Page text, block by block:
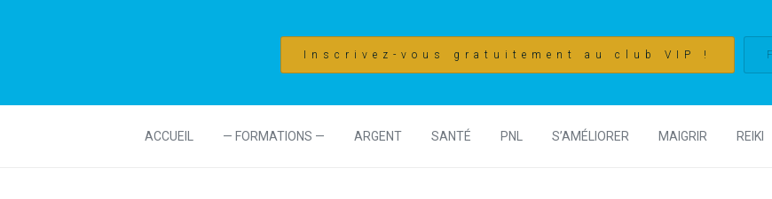
Inscrivez-vous gratuitement au club VIP !
ACCUEIL — FORMATIONS — ARGENT SANTÉ PNL S’AMÉLIORER MAIGRIR REIKI